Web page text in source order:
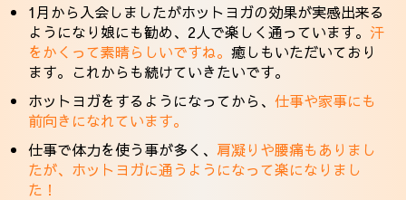
1月から入会しましたがホットヨガの効果が実感出来る
ようになり娘にも勧め、2人で楽しく通っています。汗
をかくって素晴らしいですね。癒しもいただいており
ます。これからも続けていきたいです。
ホットヨガをするようになってから、仕事や家事にも
前向きになれています。
仕事で体力を使う事が多く、 肩凝りや腰痛もありまし
たが、ホットヨガに通うようになって楽になりまし
た！